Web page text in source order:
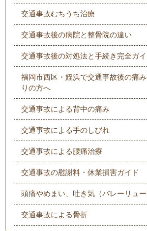
交通事故むちうち治療
交通事故後の病院と整骨院の違い
交通事故後の対処法と手続き完全ガイ
福岡市西区・姪浜で交通事故後の痛
りの方へ
交通事故による背中の痛み
交通事故による手のしびれ
交通事故による腰痛治療
交通事故の慰謝料・休業損害ガイド
頭痛やめまい、吐き気（バレーリュー
交通事故による骨折